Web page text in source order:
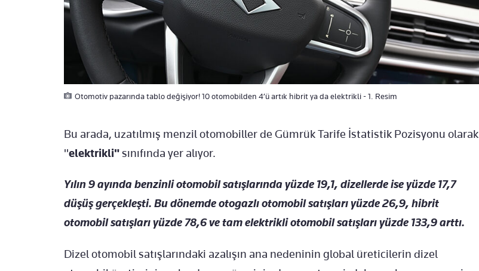
Otomotiv pazarında tablo değişiyor! 10 otomobilden 4’ü artık hibrit ya da elektrikli - 1. Resim
Bu arada, uzatılmış menzil otomobiller de Gümrük Tarife İstatistik Pozisyonu olarak
"elektrikli"sınıfında yer alıyor.
Yılın 9 ayında benzinli otomobil satışlarında yüzde 19,1, dizellerde ise yüzde 17,7
düşüş gerçekleşti. Bu dönemde otogazlı otomobil satışları yüzde 26,9, hibrit
otomobil satışları yüzde 78,6 ve tam elektrikli otomobil satışları yüzde 133,9 arttı.
Dizel otomobil satışlarındaki azalışın ana nedeninin global üreticilerin dizel